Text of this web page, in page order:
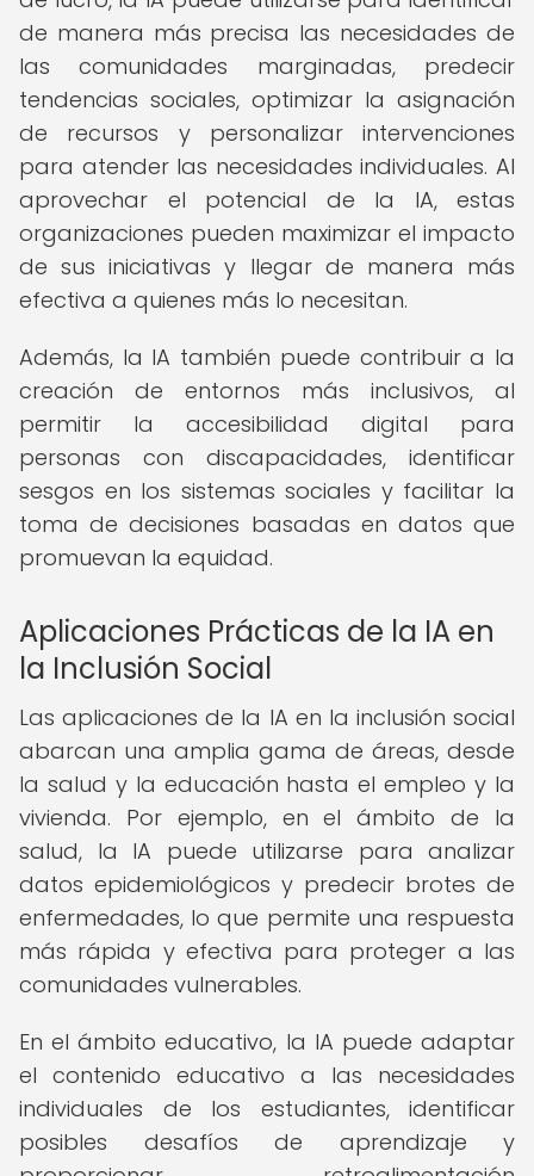
de manera más precisa las necesidades de
las comunidades marginadas, predecir
tendencias sociales, optimizar la asignación
de recursos y personalizar intervenciones
para atender las necesidades individuales. Al
aprovechar el potencial de la IA, estas
organizaciones pueden maximizar el impacto
de sus iniciativas y llegar de manera más
efectiva a quienes más lo necesitan.
Además, la IA también puede contribuir a la
creación de entornos más inclusivos, al
permitir la accesibilidad digital para
personas con discapacidades, identificar
sesgos en los sistemas sociales y facilitar la
toma de decisiones basadas en datos que
promuevan la equidad.
Aplicaciones Prácticas de la IA en
la Inclusión Social
Las aplicaciones de la IA en la inclusión social
abarcan una amplia gama de áreas, desde
la salud y la educación hasta el empleo y la
vivienda. Por ejemplo, en el ámbito de la
salud, la IA puede utilizarse para analizar
datos epidemiológicos y predecir brotes de
enfermedades, lo que permite una respuesta
más rápida y efectiva para proteger a las
comunidades vulnerables.
En el ámbito educativo, la IA puede adaptar
el contenido educativo a las necesidades
individuales de los estudiantes, identificar
posibles desafíos de aprendizaje y